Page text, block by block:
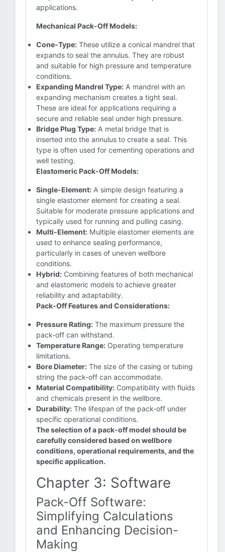
applications.
Mechanical Pack-Off Models:
Cone-Type: These utilize a conical mandrel that
expands to seal the annulus. They are robust
and suitable for high pressure and temperature
conditions.
Expanding Mandrel Type: A mandrel with an
expanding mechanism creates a tight seal.
These are ideal for applications requiring a
secure and reliable seal under high pressure.
Bridge Plug Type: A metal bridge that is
inserted into the annulus to create a seal. This
type is often used for cementing operations and
well testing.
Elastomeric Pack-Off Models:
Single-Element: A simple design featuring a
single elastomer element for creating a seal.
Suitable for moderate pressure applications and
typically used for running and pulling casing.
Multi-Element: Multiple elastomer elements are
used to enhance sealing performance,
particularly in cases of uneven wellbore
conditions.
Hybrid: Combining features of both mechanical
and elastomeric models to achieve greater
reliability and adaptability.
Pack-Off Features and Considerations:
Pressure Rating: The maximum pressure the
pack-off can withstand.
Temperature Range: Operating temperature
limitations.
Bore Diameter: The size of the casing or tubing
string the pack-off can accommodate.
Material Compatibility: Compatibility with fluids
and chemicals present in the wellbore.
Durability: The lifespan of the pack-off under
specific operational conditions.
The selection of a pack-off model should be
carefully considered based on wellbore
conditions, operational requirements, and the
specific application.
Chapter 3: Software
Pack-Off Software:
Simplifying Calculations
and Enhancing Decision-
Making